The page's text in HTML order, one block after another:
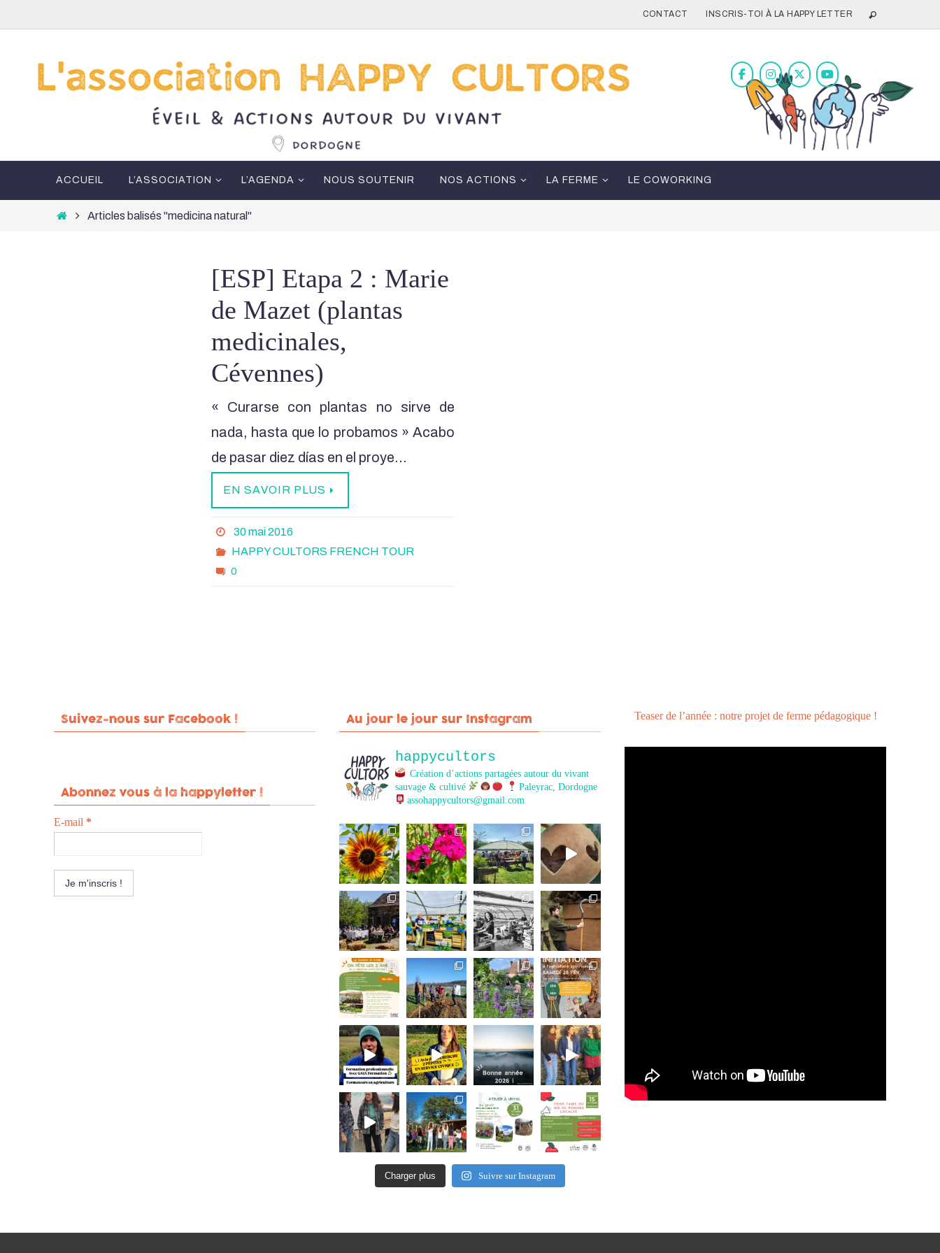
contenu
CONTACT INSCRIS-TOI À LA HAPPY LETTER
ACCUEIL L’ASSOCIATION L’AGENDA NOUS SOUTENIR NOS ACTIONS LA FERME LE COWORKING
HomeArticles balisés "medicina natural"
[ESP] Etapa 2 : Marie
de Mazet (plantas
medicinales,
Cévennes)
« Curarse con plantas no sirve de
nada, hasta que lo probamos » Acabo
de pasar diez días en el proye…
EN SAVOIR PLUS
30 mai 2016
HAPPY CULTORS FRENCH TOUR
0
Suivez-nous sur Facebook !
Abonnez vous à la happyletter !
E-mail *
Au jour le jour sur Instagram
happycultors
Création d’actions partagées autour du vivant
sauvage & cultivé
Paleyrac, Dordogne
assohappycultors@gmail.com
Charger plus Suivre sur Instagram
Teaser de l’année : notre projet de ferme pédagogique !